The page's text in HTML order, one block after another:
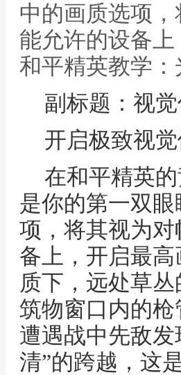
中的画质选项
能允许的设备
和平精英教学
副标题：视
开启极致视
在和平精英
是你的第一双
项，将其视为
备上，开启最
质下，远处草
筑物窗口内的
遭遇战中先敌发
清”的跨越，这